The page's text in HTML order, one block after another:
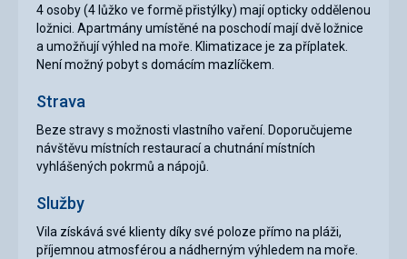
4 osoby (4 lůžko ve formě přistýlky) mají opticky oddělenou
ložnici. Apartmány umístěné na poschodí mají dvě ložnice
a umožňují výhled na moře. Klimatizace je za příplatek.
Není možný pobyt s domácím mazlíčkem.
Strava
Beze stravy s možnosti vlastního vaření. Doporučujeme
návštěvu místních restaurací a chutnání místních
vyhlášených pokrmů a nápojů.
Služby
Vila získává své klienty díky své poloze přímo na pláži,
příjemnou atmosférou a nádherným výhledem na moře.